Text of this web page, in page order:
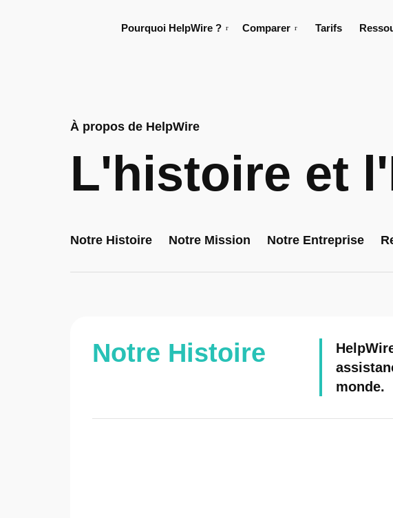
Pourquoi HelpWire ? Comparer Tarifs
À propos de HelpWire
L'histoire et
Notre Histoire Notre Mission Notre Entreprise
Notre Histoire
monde.